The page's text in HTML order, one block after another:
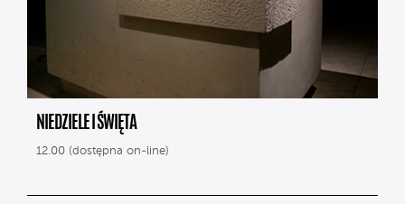
NIEDZIELE I ŚWIĘTA
12.00 (dostępna on-line)